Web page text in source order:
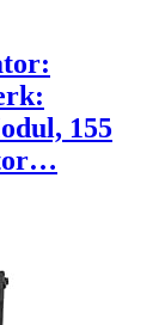
155